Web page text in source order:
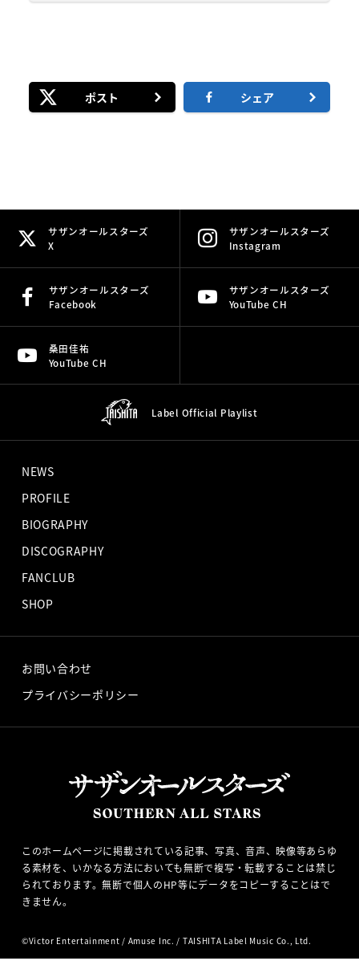
ポスト シェア
サザンオールスターズ
X
サザンオールスターズ
Instagram
サザンオールスターズ
Facebook
サザンオールスターズ
YouTube CH
桑田佳祐
YouTube CH
Label Official Playlist
このホームページに掲載されている記事、写真、音声、映像等あらゆ
る素材を、いかなる方法においても無断で複写・転載することは禁じ
られております。無断で個人のHP等にデータをコピーすることはで
きません。
©Victor Entertainment / Amuse Inc. / TAISHITA Label Music Co., Ltd.
NEWS
PROFILE
BIOGRAPHY
DISCOGRAPHY
FANCLUB
SHOP
お問い合わせ
プライバシーポリシー